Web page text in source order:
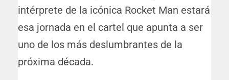
intérprete de la icónica Rocket Man estará
esa jornada en el cartel que apunta a ser
uno de los más deslumbrantes de la
próxima década.